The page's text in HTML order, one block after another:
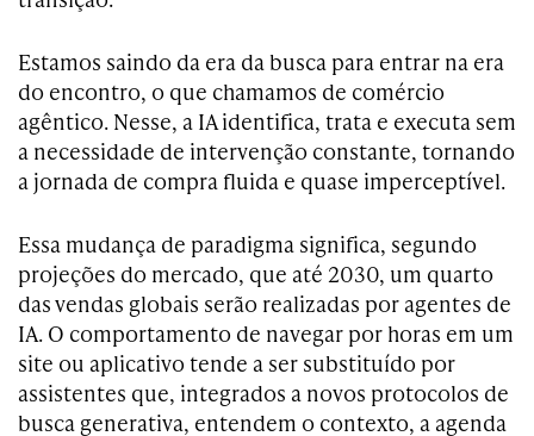
Estamos saindo da era da busca para entrar na era
do encontro, o que chamamos de comércio
agêntico. Nesse, a IA identifica, trata e executa sem
a necessidade de intervenção constante, tornando
a jornada de compra fluida e quase imperceptível.
Essa mudança de paradigma significa, segundo
projeções do mercado, que até 2030, um quarto
das vendas globais serão realizadas por agentes de
IA. O comportamento de navegar por horas em um
site ou aplicativo tende a ser substituído por
assistentes que, integrados a novos protocolos de
busca generativa, entendem o contexto, a agenda